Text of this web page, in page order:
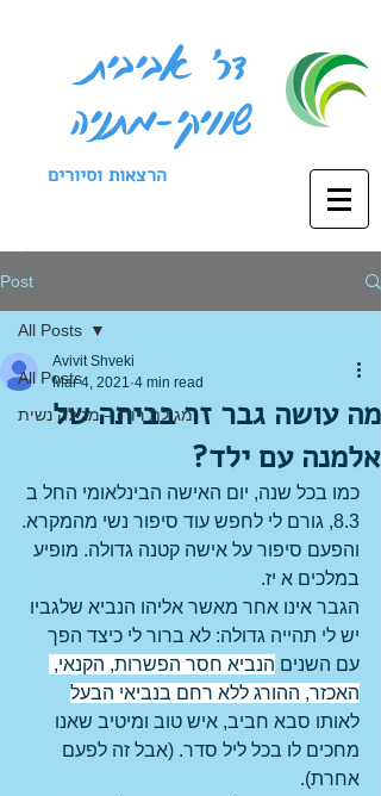
שוויקי-מתניה
הרצאות וסיורים
צור קשר
Post
All Posts
מגילת רות – מגילה נשית
All Posts
מה עושה גבר זר בביתה של
אלמנה עם ילד?
Avivit Shveki
Mar 4, 2021 4 min read
כמו בכל שנה, יום האישה הבינלאומי החל ב
8.3, גורם לי לחפש עוד סיפור נשי מהמקרא.
והפעם סיפור על אישה קטנה גדולה. מופיע
במלכים א יז.
הגבר אינו אחר מאשר אליהו הנביא שלגביו
יש לי תהייה גדולה: לא ברור לי כיצד הפך
עם השנים הנביא חסר הפשרות, הקנאי,
האכזר, ההורג ללא רחם בנביאי הבעל
לאותו סבא חביב, איש טוב ומיטיב שאנו
מחכים לו בכל ליל סדר. (אבל זה לפעם
אחרת).